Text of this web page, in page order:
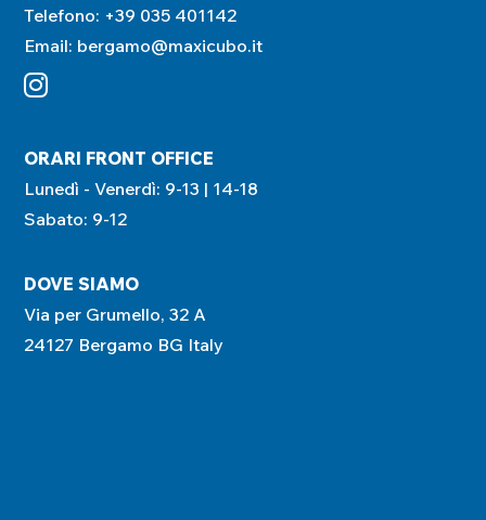
Telefono: +39 035 401142
Email: bergamo@maxicubo.it
ORARI FRONT OFFICE
Lunedì - Venerdì: 9-13 | 14-18
Sabato: 9-12
DOVE SIAMO
Via per Grumello, 32 A
24127 Bergamo BG Italy